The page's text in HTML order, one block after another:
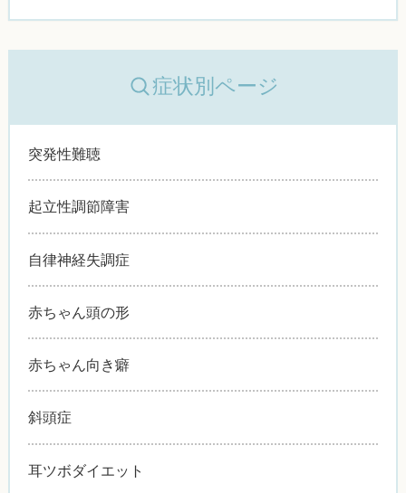
症状別ページ
突発性難聴
起立性調節障害
自律神経失調症
赤ちゃん頭の形
赤ちゃん向き癖
斜頭症
耳ツボダイエット